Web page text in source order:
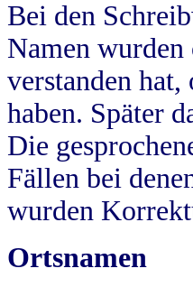
Bei den
Namen
verstanden hat,
haben. Später
Die
Fällen bei
wurden
Ortsnamen